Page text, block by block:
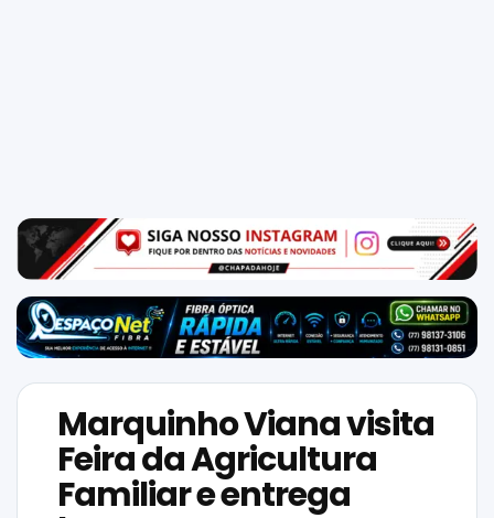
NAS
NOSSAS
REDES
Marquinho Viana visita
Feira da Agricultura
Familiar e entrega